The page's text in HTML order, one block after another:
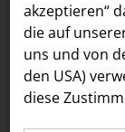
INNER
aehre
Astoria Artshow
B/S/H Hausgeräte
10.02.2021
akzeptieren“
die auf
uns und von
den USA)
diese